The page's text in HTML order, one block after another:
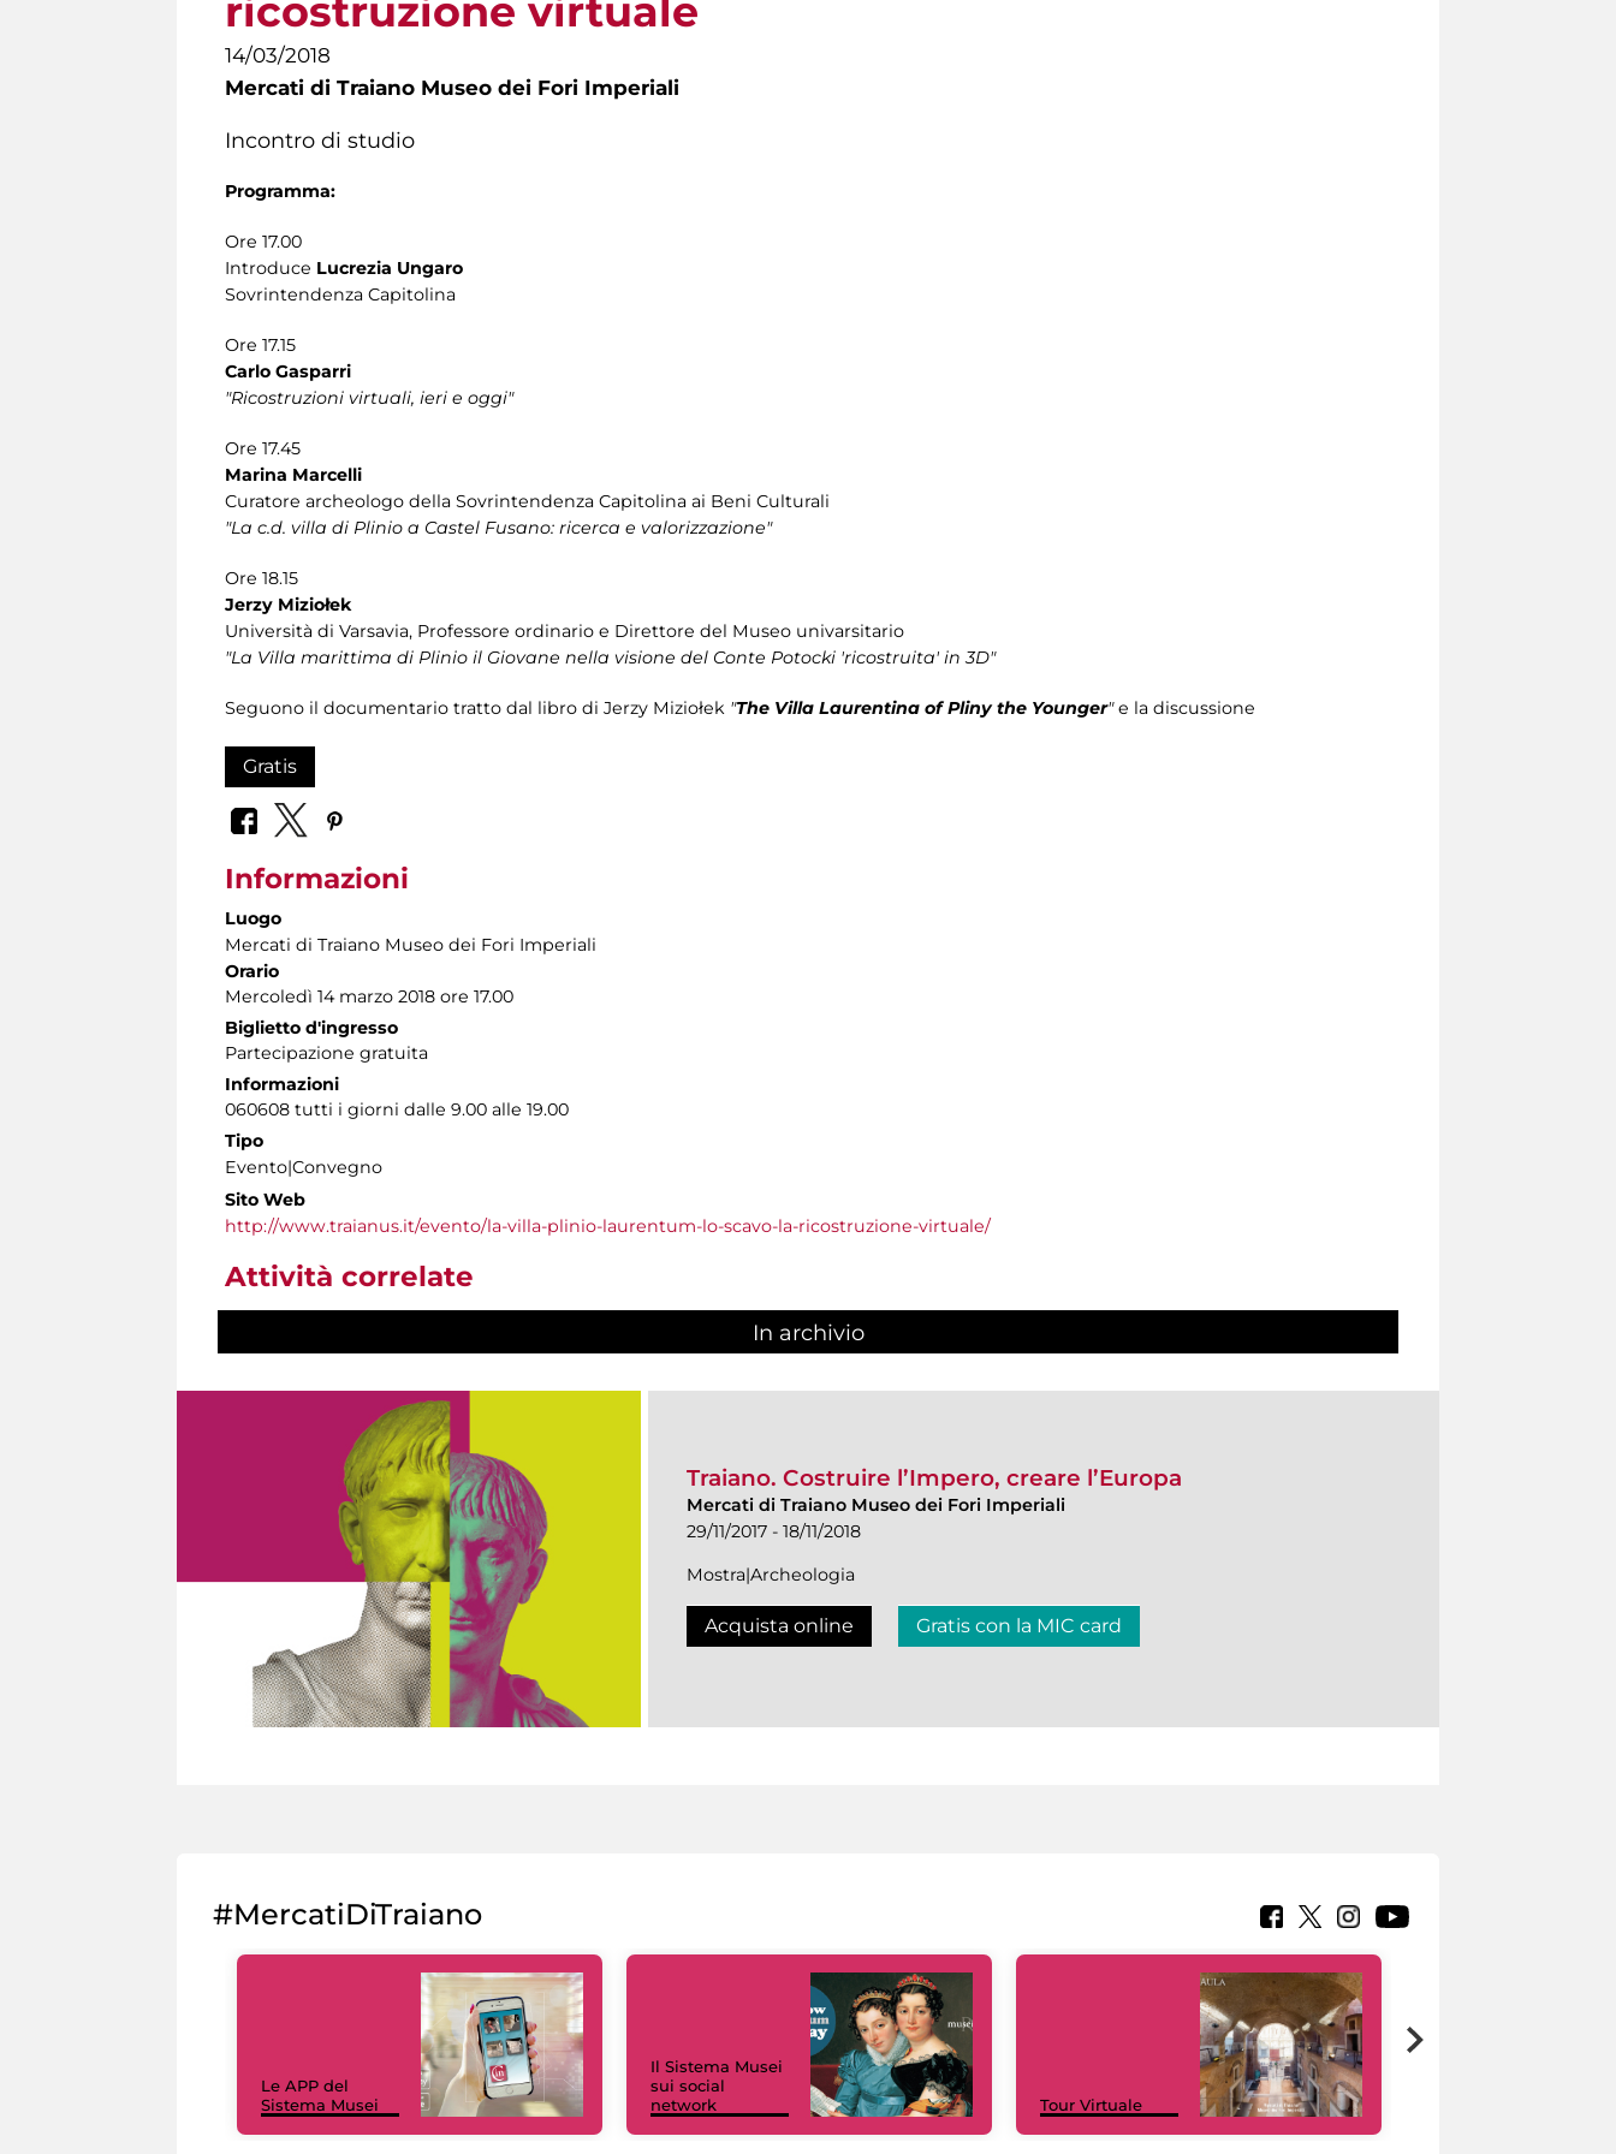
ricostruzione virtuale
14/03/2018
Mercati di Traiano Museo dei Fori Imperiali
Incontro di studio
Programma:
Ore 17.00
Introduce Lucrezia Ungaro
Sovrintendenza Capitolina
Ore 17.15
Carlo Gasparri
"Ricostruzioni virtuali, ieri e oggi"
Ore 17.45
Marina Marcelli
Curatore archeologo della Sovrintendenza Capitolina ai Beni Culturali
"La c.d. villa di Plinio a Castel Fusano: ricerca e valorizzazione"
Ore 18.15
Jerzy Miziołek
Università di Varsavia, Professore ordinario e Direttore del Museo univarsitario
"La Villa marittima di Plinio il Giovane nella visione del Conte Potocki 'ricostruita' in 3D"
Seguono il documentario tratto dal libro di Jerzy Miziołek "The Villa Laurentina of Pliny the Younger"e la discussione
Gratis
Informazioni
Luogo
Mercati di Traiano Museo dei Fori Imperiali
Orario
Mercoledì 14 marzo 2018 ore 17.00
Biglietto d'ingresso
Partecipazione gratuita
Informazioni
060608 tutti i giorni dalle 9.00 alle 19.00
Tipo
Evento|Convegno
Sito Web
http://www.traianus.it/evento/la-villa-plinio-laurentum-lo-scavo-la-ricostruzione-virtuale/
Attività correlate
In archivio
Traiano. Costruire l’Impero, creare l’Europa
Mercati di Traiano Museo dei Fori Imperiali
29/11/2017 - 18/11/2018
Mostra|Archeologia
Acquista online Gratis con la MIC card
#MercatiDiTraiano
Le APP del
Sistema Musei
Il Sistema Musei
sui social
network
Tour Virtuale